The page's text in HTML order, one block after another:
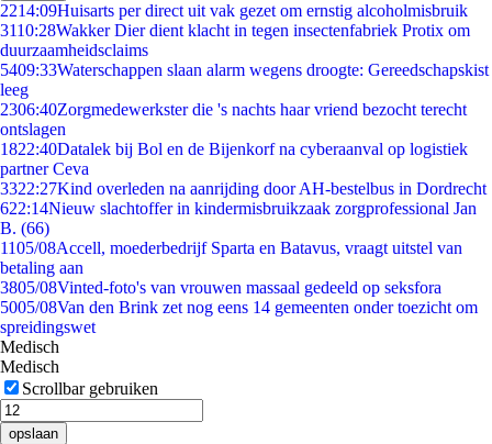
2214:09Huisarts per direct uit vak gezet om ernstig alcoholmisbruik
3110:28Wakker Dier dient klacht in tegen insectenfabriek Protix om
duurzaamheidsclaims
5409:33Waterschappen slaan alarm wegens droogte: Gereedschapskist
leeg
2306:40Zorgmedewerkster die 's nachts haar vriend bezocht terecht
ontslagen
1822:40Datalek bij Bol en de Bijenkorf na cyberaanval op logistiek
partner Ceva
3322:27Kind overleden na aanrijding door AH-bestelbus in Dordrecht
622:14Nieuw slachtoffer in kindermisbruikzaak zorgprofessional Jan
B. (66)
1105/08Accell, moederbedrijf Sparta en Batavus, vraagt uitstel van
betaling aan
3805/08Vinted-foto's van vrouwen massaal gedeeld op seksfora
5005/08Van den Brink zet nog eens 14 gemeenten onder toezicht om
spreidingswet
Medisch
Medisch
Scrollbar gebruiken
opslaan